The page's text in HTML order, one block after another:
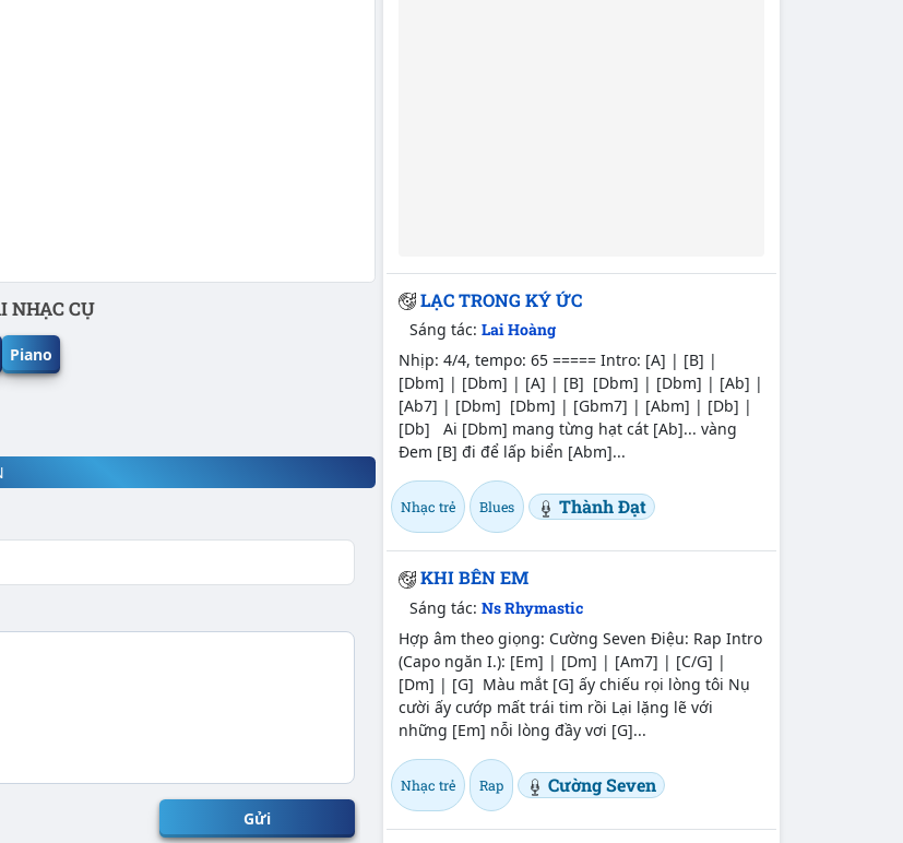
NHẠC CỤ
Piano
Gửi
LẠC TRONG KÝ ỨC
Sáng tác:Lai Hoàng
Nhịp: 4/4, tempo: 65 ===== Intro: [A] | [B] |
[Dbm] | [Dbm] | [A] | [B] [Dbm] | [Dbm] | [Ab] |
[Ab7] | [Dbm] [Dbm] | [Gbm7] | [Abm] | [Db] |
[Db] Ai [Dbm] mang từng hạt cát [Ab]... vàng
Đem [B] đi để lấp biển [Abm]...
Nhạc trẻ Blues Thành Đạt
KHI BÊN EM
Sáng tác:Ns Rhymastic
Hợp âm theo giọng: Cường Seven Điệu: Rap Intro
(Capo ngăn I.): [Em] | [Dm] | [Am7] | [C/G] |
[Dm] | [G] Màu mắt [G] ấy chiếu rọi lòng tôi Nụ
cười ấy cướp mất trái tim rồi Lại lặng lẽ với
những [Em] nỗi lòng đầy vơi [G]...
Nhạc trẻ Rap Cường Seven